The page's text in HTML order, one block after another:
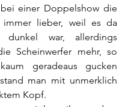
einer Doppelshow die
immer lieber, weil es da
dunkel war, allerdings
Scheinwerfer mehr, so
geradeaus gucken
man mit unmerklich
Kopf.